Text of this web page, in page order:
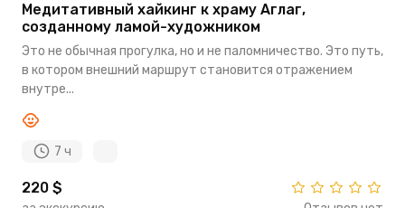
Медитативный хайкинг к храму Аглаг,
созданному ламой-художником
Это не обычная прогулка, но и не паломничество. Это путь,
в котором внешний маршрут становится отражением
внутре...
7 ч
220 $